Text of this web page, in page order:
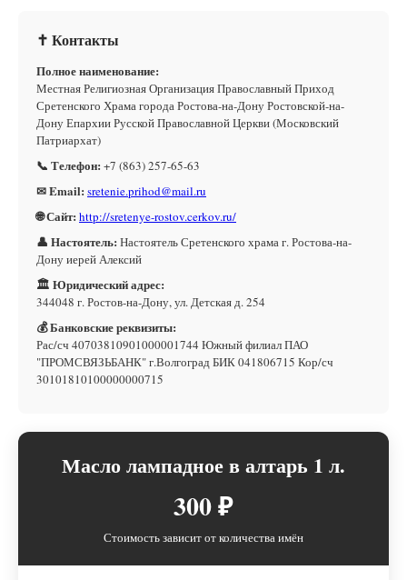
✝ Контакты
Полное наименование:
Местная Религиозная Организация Православный Приход
Сретенского Храма города Ростова-на-Дону Ростовской-на-
Дону Епархии Русской Православной Церкви (Московский
Патриархат)
📞 Телефон: +7 (863) 257-65-63
✉ Email: sretenie.prihod@mail.ru
🌐 Сайт: http://sretenye-rostov.cerkov.ru/
👤 Настоятель: Настоятель Сретенского храма г. Ростова-на-
Дону иерей Алексий
🏛 Юридический адрес:
344048 г. Ростов-на-Дону, ул. Детская д. 254
💰 Банковские реквизиты:
Рас/сч 40703810901000001744 Южный филиал ПАО
"ПРОМСВЯЗЬБАНК" г.Волгоград БИК 041806715 Кор/сч
30101810100000000715
Масло лампадное в алтарь 1 л.
300 ₽
Стоимость зависит от количества имён